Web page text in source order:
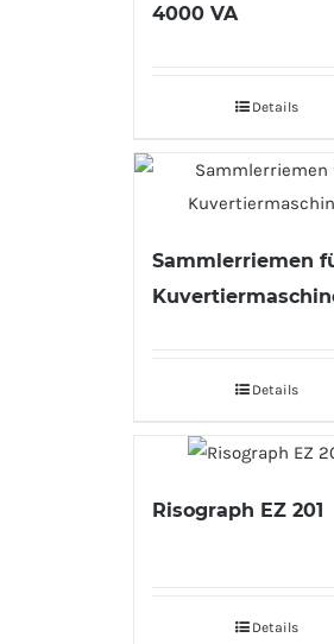
4000 VA
Details
Sammlerriemen
Details
Risograph EZ 201
Details